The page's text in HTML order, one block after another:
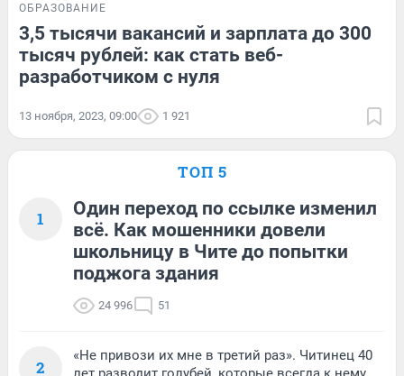
ОБРАЗОВАНИЕ
3,5 тысячи вакансий и зарплата до 300
тысяч рублей: как стать веб-
разработчиком с нуля
13 ноября, 2023, 09:00 1 921
ТОП 5
1
Один переход по ссылке изменил
всё. Как мошенники довели
школьницу в Чите до попытки
поджога здания
24 996 51
2
«Не привози их мне в третий раз». Читинец 40